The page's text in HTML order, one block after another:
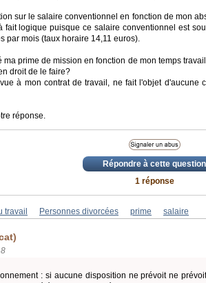
sur le salaire conventionnel en fonction de mon
fait logique puisque ce salaire conventionnel est
par mois (taux horaire 14,11 euros).
prime de mission en fonction de mon temps
droit de le faire?
à mon contrat de travail, ne fait l'objet d'aucune
réponse.
Répondre à cette question
1 réponse
travail Personnes divorcées prime salaire
: si aucune disposition ne prévoit ne